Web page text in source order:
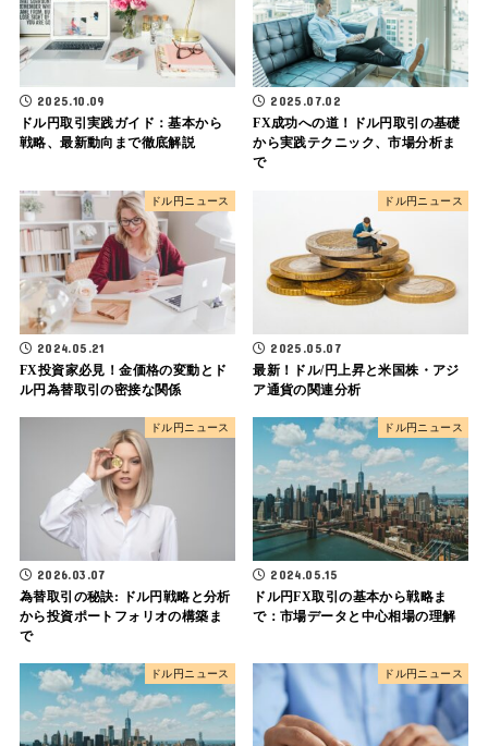
2025.10.09
ドル円取引実践ガイド：基本から
戦略、最新動向まで徹底解説
2025.07.02
FX成功への道！ドル円取引の基礎
から実践テクニック、市場分析ま
で
ドル円ニュース
2024.05.21
FX投資家必見！金価格の変動とド
ル円為替取引の密接な関係
ドル円ニュース
2025.05.07
最新！ドル/円上昇と米国株・アジ
ア通貨の関連分析
ドル円ニュース
2026.03.07
為替取引の秘訣: ドル円戦略と分析
から投資ポートフォリオの構築ま
で
ドル円ニュース
2024.05.15
ドル円FX取引の基本から戦略ま
で：市場データと中心相場の理解
ドル円ニュース ドル円ニュース